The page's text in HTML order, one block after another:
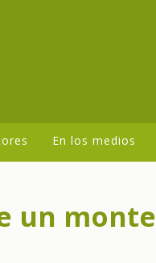
En los medios
un monte